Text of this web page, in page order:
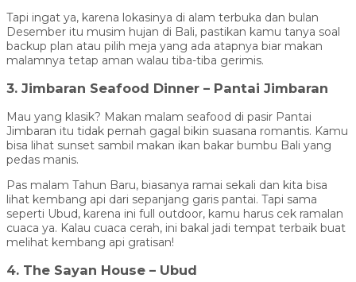
Tapi ingat ya, karena lokasinya di alam terbuka dan bulan
Desember itu musim hujan di Bali, pastikan kamu tanya soal
backup plan atau pilih meja yang ada atapnya biar makan
malamnya tetap aman walau tiba-tiba gerimis.
3. Jimbaran Seafood Dinner – Pantai Jimbaran
Mau yang klasik? Makan malam seafood di pasir Pantai
Jimbaran itu tidak pernah gagal bikin suasana romantis. Kamu
bisa lihat sunset sambil makan ikan bakar bumbu Bali yang
pedas manis.
Pas malam Tahun Baru, biasanya ramai sekali dan kita bisa
lihat kembang api dari sepanjang garis pantai. Tapi sama
seperti Ubud, karena ini full outdoor, kamu harus cek ramalan
cuaca ya. Kalau cuaca cerah, ini bakal jadi tempat terbaik buat
melihat kembang api gratisan!
4. The Sayan House – Ubud